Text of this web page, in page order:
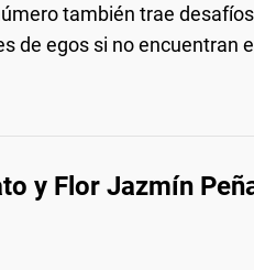
también trae
de egos si no encuentran
y Flor Jazmín